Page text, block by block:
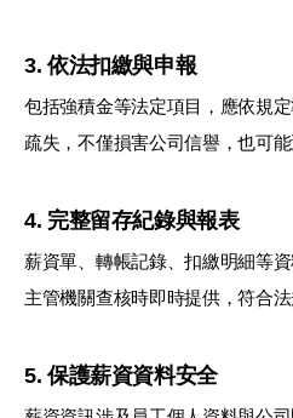
3. 依法扣繳與申報
包括強積金等法定項目，應依規
疏失，不僅損害公司信譽，也可能
4. 完整留存紀錄與報表
薪資單、轉帳記錄、扣繳明細等
主管機關查核時即時提供，符合
5. 保護薪資資料安全